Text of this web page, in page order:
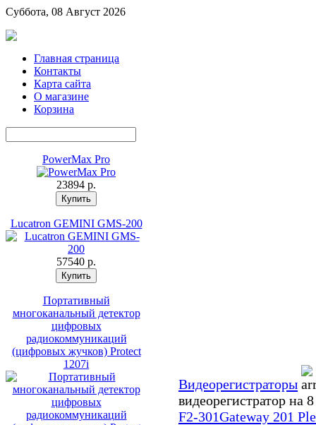
Суббота, 08 Август 2026
Главная страница
Контакты
Карта сайта
О магазине
Корзина
PowerMax Pro
23894 p.
Lucatron GEMINI GMS-200
57540 p.
Портативный
многоканальный детектор
цифровых
радиокоммуникаций
(цифровых жучков) Protect
1207i
Видеорегистраторы
видеорегистратор на
F2-301Gateway 201